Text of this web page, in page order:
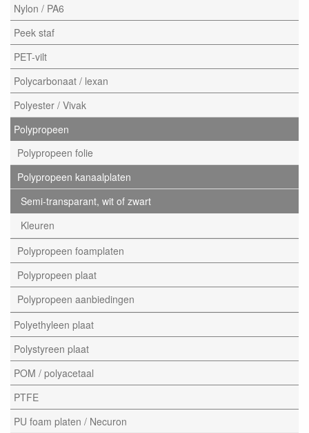
Nylon / PA6
Peek staf
PET-vilt
Polycarbonaat / lexan
Polyester / Vivak
Polypropeen
Polypropeen folie
Polypropeen kanaalplaten
Semi-transparant, wit of zwart
Kleuren
Polypropeen foamplaten
Polypropeen plaat
Polypropeen aanbiedingen
Polyethyleen plaat
Polystyreen plaat
POM / polyacetaal
PTFE
PU foam platen / Necuron